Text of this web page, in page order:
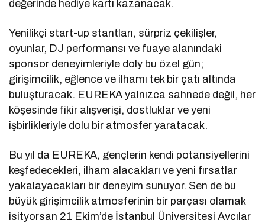
değerinde hediye kartı kazanacak.
Yenilikçi start-up stantları, sürpriz çekilişler,
oyunlar, DJ performansı ve fuaye alanındaki
sponsor deneyimleriyle doly bu özel gün;
girişimcilik, eğlence ve ilhamı tek bir çatı altında
buluşturacak. EUREKA yalnızca sahnede değil, her
köşesinde fikir alışverişi, dostluklar ve yeni
işbirlikleriyle dolu bir atmosfer yaratacak.
Bu yıl da EUREKA, gençlerin kendi potansiyellerini
keşfedecekleri, ilham alacakları ve yeni fırsatlar
yakalayacakları bir deneyim sunuyor. Sen de bu
büyük girişimcilik atmosferinin bir parçası olamak
isityorsan 21 Ekim’de İstanbul Üniversitesi Avcılar